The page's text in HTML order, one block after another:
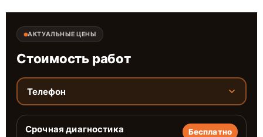
АКТУАЛЬНЫЕ ЦЕНЫ
Стоимость работ
Телефон
Срочная диагностика Бесплатно